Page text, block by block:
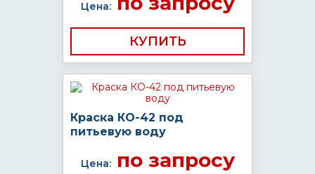
Цена:
КУПИТЬ
Краска КО-42 под
питьевую воду
Цена:по запросу